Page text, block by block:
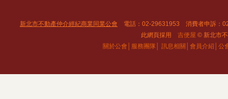
新北市不動產仲介經紀商業同業公會 電話：02-29631953 消費者申訴：
此網頁採用 吉便屋 © 新北市
關於公會│ 服務團隊│ 訊息相關│ 會員介紹│ 公